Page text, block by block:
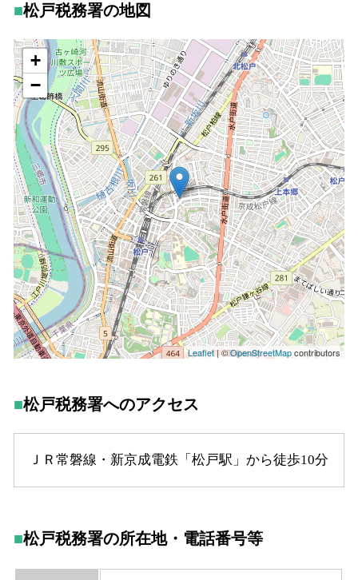
松戸税務署の地図
松戸税務署へのアクセス
ＪＲ常磐線・新京成電鉄「松戸駅」から徒歩10分
松戸税務署の所在地・電話番号等